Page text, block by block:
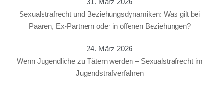
31. März 2026
Sexualstrafrecht und Beziehungsdynamiken: Was gilt bei
Paaren, Ex-Partnern oder in offenen Beziehungen?
24. März 2026
Wenn Jugendliche zu Tätern werden – Sexualstrafrecht im
Jugendstrafverfahren